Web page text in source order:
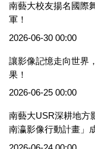
南藝大校友揚名國際
軍！
2026-06-30 00:00
讓影像記憶走向世界
果！
2026-06-25 00:00
南藝大USR深耕地方
南瀛影像行動計畫」